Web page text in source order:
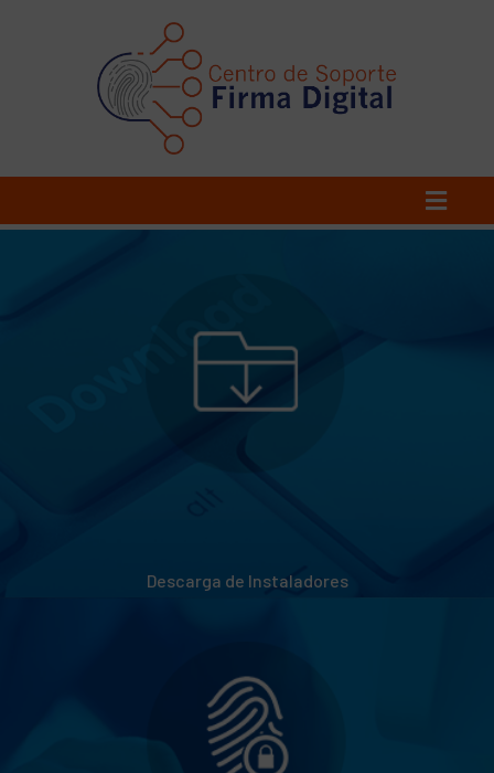
Descarga de Instaladores